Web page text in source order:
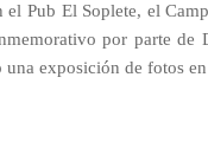
Pub El Soplete, el
por parte de
exposición de fotos